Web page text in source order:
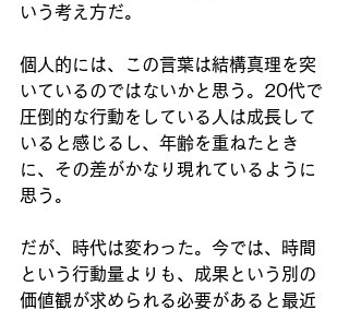
いう考え方だ。
個人的には、この言葉は結構真理を突
いているのではないかと思う。20代で
圧倒的な行動をしている人は成長して
いると感じるし、年齢を重ねたとき
に、その差がかなり現れているように
思う。
だが、時代は変わった。今では、時間
という行動量よりも、成果という別の
価値観が求められる必要があると最近